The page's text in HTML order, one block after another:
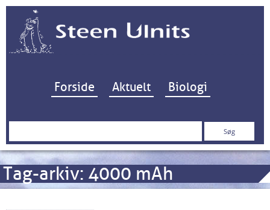
Hop til indhold
Forside Aktuelt Biologi
Søg
Tag-arkiv: 4000 mAh